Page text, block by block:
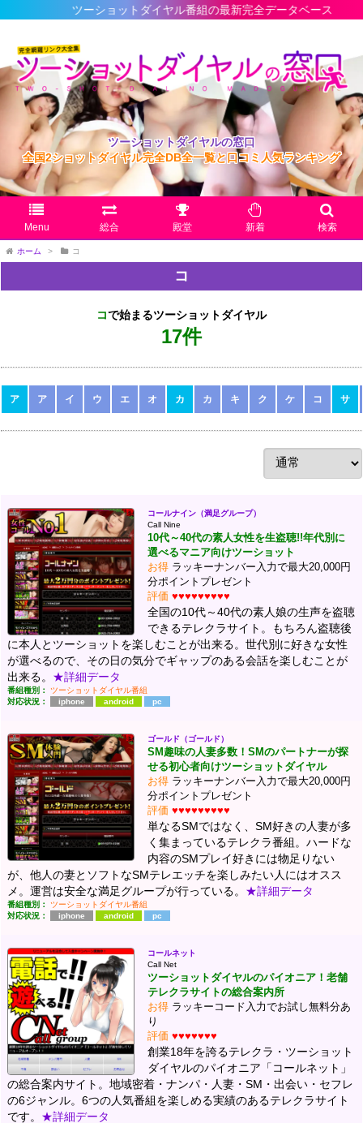
ツーショットダイヤル番組の最新完全データベース
ツーショットダイヤルの窓口
全国2ショットダイヤル完全DB全一覧と口コミ人気ランキング
Menu 総合 殿堂 新着 検索
ホーム > コ
コ
コで始まるツーショットダイヤル
17件
ア ア イ ウ エ オ カ カ キ ク ケ コ サ
コールナイン（満足グループ）
Call Nine
10代～40代の素人女性を生盗聴!!年代別に
選べるマニア向けツーショット
お得 ラッキーナンバー入力で最大20,000円
分ポイントプレゼント
評価 ♥♥♥♥♥♥♥♥♥
全国の10代～40代の素人娘の生声を盗聴
できるテレクラサイト。もちろん盗聴後
に本人とツーショットを楽しむことが出来る。世代別に好きな女性
が選べるので、その日の気分でギャップのある会話を楽しむことが
出来る。 ★詳細データ
番組種別：
ツーショットダイヤル番組
対応状況：
iphone android pc
ゴールド（ゴールド）
SM趣味の人妻多数！SMのパートナーが探
せる初心者向けツーショットダイヤル
お得 ラッキーナンバー入力で最大20,000円
分ポイントプレゼント
評価 ♥♥♥♥♥♥♥♥♥
単なるSMではなく、SM好きの人妻が多
く集まっているテレクラ番組。ハードな
内容のSMプレイ好きには物足りない
が、他人の妻とソフトなSMテレエッチを楽しみたい人にはオスス
メ。運営は安全な満足グループが行っている。 ★詳細データ
番組種別：
ツーショットダイヤル番組
対応状況：
iphone android pc
コールネット
Call Net
ツーショットダイヤルのパイオニア！老舗
テレクラサイトの総合案内所
お得 ラッキーコード入力でお試し無料分あ
り
評価 ♥♥♥♥♥♥♥
創業18年を誇るテレクラ・ツーショット
ダイヤルのパイオニア「コールネット」
の総合案内サイト。地域密着・ナンパ・人妻・SM・出会い・セフレ
の6ジャンル。6つの人気番組を楽しめる実績のあるテレクラサイト
です。 ★詳細データ